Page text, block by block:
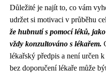
Důležité je najít to, co vám
udržet si motivaci v průběhu
že hubnutí s pomocí léků,
vždy konzultováno s lékařem.
lékařský předpis a není určen
bez doporučení lékaře může